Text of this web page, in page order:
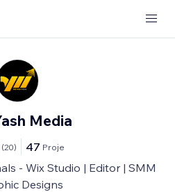
Media
(20) 47 Proje
- Wix Studio | Editor | SMM
Designs